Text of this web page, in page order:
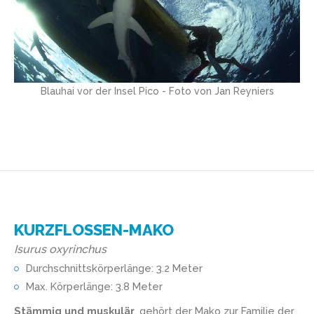
Blauhai vor der Insel Pico - Foto von Jan Reyniers
KURZFLOSSEN-MAKO
Isurus oxyrinchus
Durchschnittskörperlänge: 3.2 Meter
Max. Körperlänge: 3.8 Meter
Stämmig und muskulär , gehört der Mako zur Familie der